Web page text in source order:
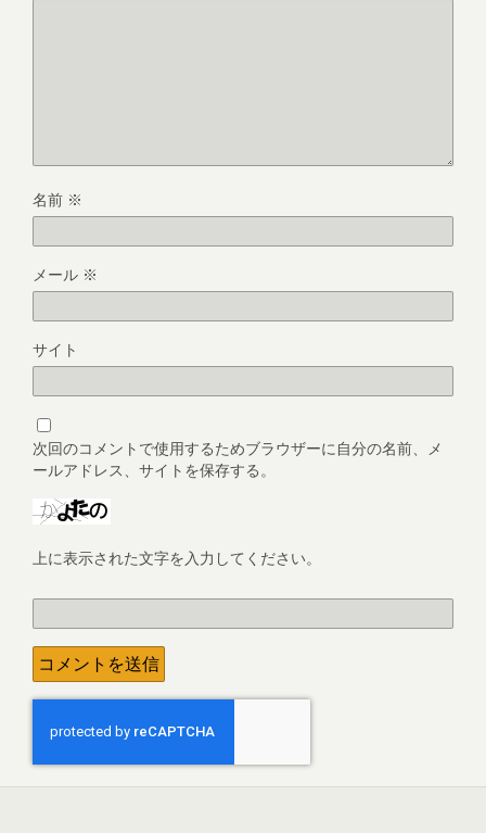
名前 ※
メール ※
サイト
次回のコメントで使用するためブラウザーに自分の名前、メ
ールアドレス、サイトを保存する。
上に表示された文字を入力してください。